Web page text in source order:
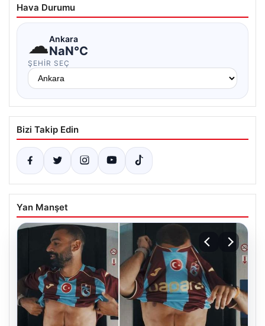
Hava Durumu
☁Ankara
NaN°C
ŞEHIR SEÇ
Bizi Takip Edin
Yan Manşet